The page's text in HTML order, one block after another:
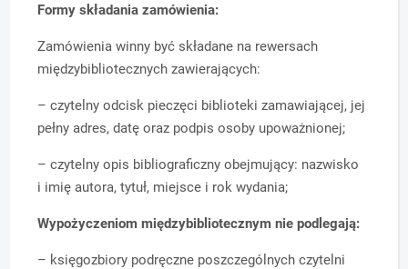
Formy składania zamówienia:
Zamówienia winny być składane na rewersach
międzybibliotecznych zawierających:
– czytelny odcisk pieczęci biblioteki zamawiającej, jej
pełny adres, datę oraz podpis osoby upoważnionej;
– czytelny opis bibliograficzny obejmujący: nazwisko
i imię autora, tytuł, miejsce i rok wydania;
Wypożyczeniom międzybibliotecznym nie podlegają:
– księgozbiory podręczne poszczególnych czytelni